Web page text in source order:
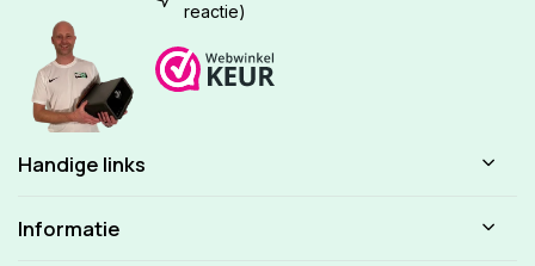
reactie)
Handige links
Informatie